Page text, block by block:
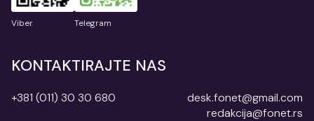
Viber Telegram
KONTAKTIRAJTE NAS
+381 (011) 30 30 680
desk.fonet@gmail.com
redakcija@fonet.rs